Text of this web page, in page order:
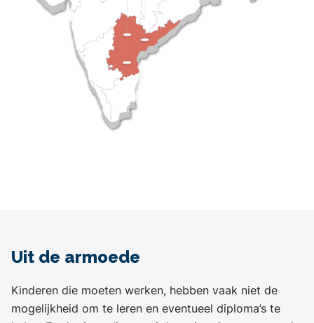
Uit de armoede
Kinderen die moeten werken, hebben vaak niet de
mogelijkheid om te leren en eventueel diploma’s te